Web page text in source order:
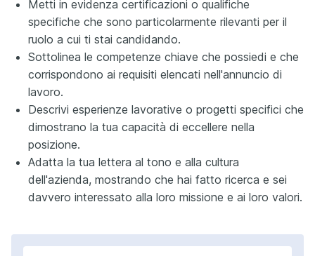
Metti in evidenza certificazioni o qualifiche
specifiche che sono particolarmente rilevanti per il
ruolo a cui ti stai candidando.
Sottolinea le competenze chiave che possiedi e che
corrispondono ai requisiti elencati nell'annuncio di
lavoro.
Descrivi esperienze lavorative o progetti specifici che
dimostrano la tua capacità di eccellere nella
posizione.
Adatta la tua lettera al tono e alla cultura
dell'azienda, mostrando che hai fatto ricerca e sei
davvero interessato alla loro missione e ai loro valori.